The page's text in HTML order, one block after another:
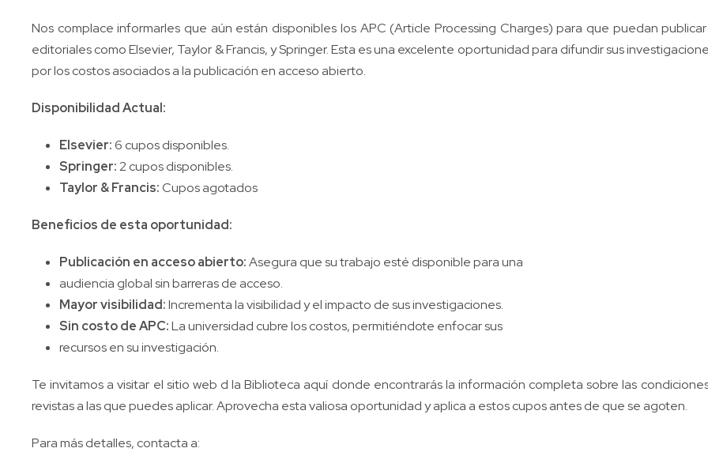
Nos complace informarles que aún están disponibles los APC (Article Processing Charges) para que puedan
editoriales como Elsevier, Taylor & Francis, y Springer. Esta es una excelente oportunidad para difundir sus
por los costos asociados a la publicación en acceso abierto.
Disponibilidad Actual:
Elsevier:6 cupos disponibles.
Springer:2 cupos disponibles.
Taylor & Francis:Cupos agotados
Beneficios de esta oportunidad:
Publicación en acceso abierto:Asegura que su trabajo esté disponible para una
audiencia global sin barreras de acceso.
Mayor visibilidad:Incrementa la visibilidad y el impacto de sus investigaciones.
Sin costo de APC:La universidad cubre los costos, permitiéndote enfocar sus
recursos en su investigación.
Te invitamos a visitar el sitio web d la Biblioteca aquí donde encontrarás la información completa sobre las
revistas a las que puedes aplicar. Aprovecha esta valiosa oportunidad y aplica a estos cupos antes de que se agoten.
Para más detalles, contacta a: